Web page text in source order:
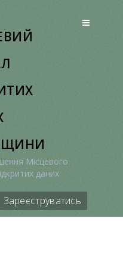
Місцевого
даних
Зареєструватись